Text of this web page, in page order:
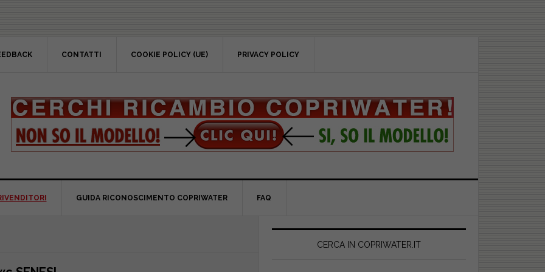
CONTATTI COOKIE POLICY (UE) PRIVACY POLICY
GUIDA RICONOSCIMENTO COPRIWATER FAQ
Primary
SidebarCERCA IN COPRIWATER.IT